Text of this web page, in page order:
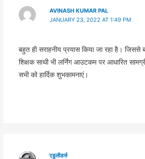
AVINASH KUMAR PAL
JANUARY 23, 2022 AT 1:49 PM
बहुत ही सराहनीय प्रयास किया जा रहा है।
शिक्षक साथी भी लर्निंग आउटकम पर आधारित
सभी को हार्दिक शुभकामनाएं।
एडुलीडर्स